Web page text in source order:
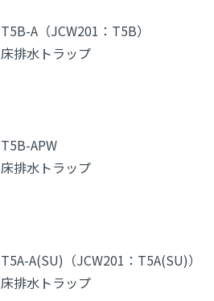
T5B-A（JCW201：T5B）
床排水トラップ
T5B-APW
床排水トラップ
T5A-A(SU)（JCW201：T5A(SU)）
床排水トラップ